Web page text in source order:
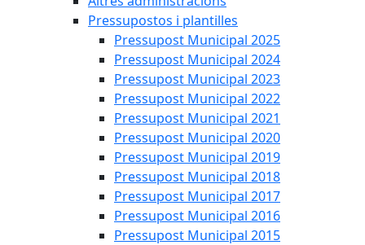
Pressupostos i plantilles
Pressupost Municipal 2025
Pressupost Municipal 2024
Pressupost Municipal 2023
Pressupost Municipal 2022
Pressupost Municipal 2021
Pressupost Municipal 2020
Pressupost Municipal 2019
Pressupost Municipal 2018
Pressupost Municipal 2017
Pressupost Municipal 2016
Pressupost Municipal 2015